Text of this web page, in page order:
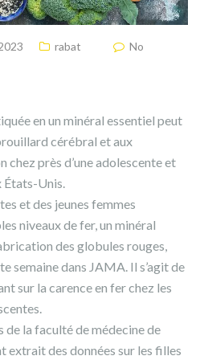
rabat
No
en un minéral essentiel peut
cérébral et aux
près d’une adolescente et
États-Unis.
et des jeunes femmes
niveaux de fer, un minéral
des globules rouges,
semaine dans JAMA. Il s’agit de
sur la carence en fer chez les
de la faculté de médecine de
extrait des données sur les filles